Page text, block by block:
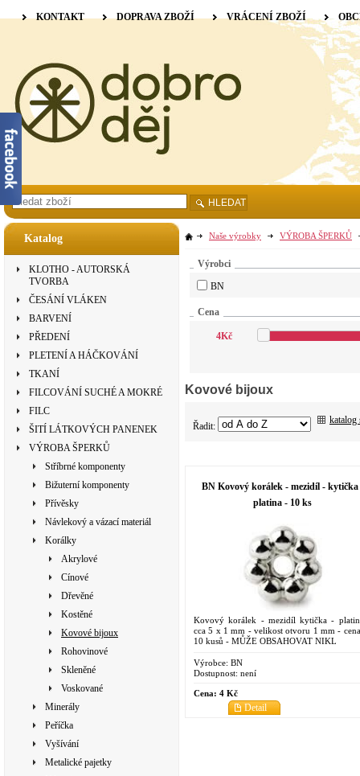
Katalog
KLOTHO - AUTORSKÁ
TVORBA
ČESÁNÍ VLÁKEN
BARVENÍ
PŘEDENÍ
PLETENÍ A HÁČKOVÁNÍ
TKANÍ
FILCOVÁNÍ SUCHÉ A MOKRÉ
FILC
ŠITÍ LÁTKOVÝCH PANENEK
VÝROBA ŠPERKŮ
Stříbrné komponenty
Bižuterní komponenty
Přívěsky
Návlekový a vázací materiál
Korálky
Akrylové
Cínové
Dřevěné
Kostěné
Kovové bijoux
Rohovinové
Skleněné
Voskované
Minerály
Peříčka
Vyšívání
Metalické pajetky
Naše výrobky VÝROBA ŠPERKŮ
Výrobci
BN
Cena
4Kč
Kovové bijoux
Řadit:
katalog
BN Kovový korálek - mezidíl - kytička
platina - 10 ks
Kovový korálek - mezidíl kytička -
cca 5 x 1 mm - velikost otvoru 1 mm -
10 kusů - MŮŽE OBSAHOVAT NIKL
Výrobce: BN
Dostupnost: není
Cena: 4 Kč
Detail
KONTAKT DOPRAVA ZBOŽÍ VRÁCENÍ ZBOŽÍ
HLEDAT